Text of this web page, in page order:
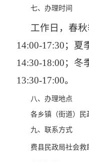
七、办理时间
工作日，春
14:00-17:30；夏
14:30-18:00；冬
13:30-17:00。
八、办理地点
各乡镇（街道）民
九、联系方式
费县民政局社会救